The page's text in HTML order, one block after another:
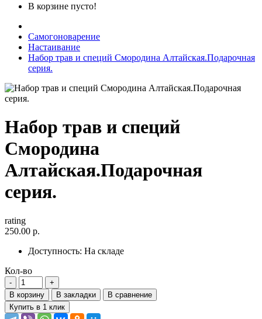
В корзине пусто!
Самогоноварение
Настаивание
Набор трав и специй Смородина Алтайская.Подарочная
серия.
Набор трав и специй
Смородина
Алтайская.Подарочная
серия.
rating
250.00 р.
Доступность: На складе
Кол-во
В корзину В закладки
В сравнение
Купить в 1 клик